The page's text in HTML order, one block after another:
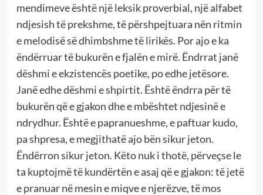
mendimeve është një leksik proverbial, një alfabet
ndjesish të prekshme, të përshpejtuara nën ritmin
e melodisë së dhimbshme të lirikës. Por ajo e ka
ëndërruar të bukurën e fjalën e mirë. Ëndrrat janë
dëshmi e ekzistencës poetike, po edhe jetësore.
Janë edhe dëshmi e shpirtit. Është ëndrra për të
bukurën që e gjakon dhe e mbështet ndjesinë e
ndrydhur. Është e papranueshme, e paftuar kudo,
pa shpresa, e megjithatë ajo bën sikur jeton.
Ëndërron sikur jeton. Këto nuk i thotë, përveçse le
ta kuptojmë të kundërtën e asaj që e gjakon: të jetë
e pranuar në mesin e miqve e njerëzve, të mos